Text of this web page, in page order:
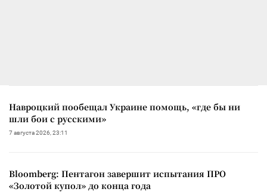
Навроцкий пообещал Украине помощь, «где бы ни
шли бои с русскими»
7 августа 2026, 23:11
Bloomberg: Пентагон завершит испытания ПРО
«Золотой купол» до конца года